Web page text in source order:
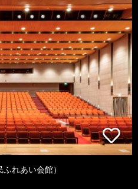
れあい会館）